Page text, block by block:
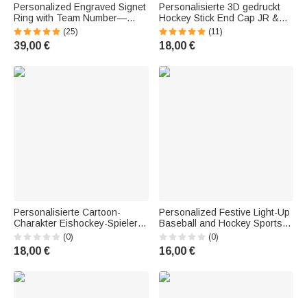
Personalized Engraved Signet
Ring with Team Number—
Basketball, Soccer, Sports
Jewelry, Birthday Gift for
Sports Enthusiasts
(25)
39,00 €
Personalisierte 3D gedruckt
Hockey Stick End Cap JR &
SR Größen Hockey Stick
Zubehör Geburtstag
Weihnachtsgeschenk für
(11)
18,00 €
Personalisierte Cartoon-
Charakter Eishockey-Spieler
Multi-Color weichen Wurf
Kissenbezug mit Namen
Initiale und Nummer
Eishockeyspieler
(0)
18,00 €
Personalized Festive Light-Up
Baseball and Hockey Sports
Ceramic Christmas Ornaments
with Names—Home Tree
Decor Christmas Gift for Family
(0)
16,00 €